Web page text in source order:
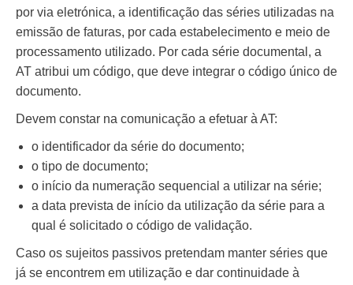
por via eletrónica, a identificação das séries utilizadas na
emissão de faturas, por cada estabelecimento e meio de
processamento utilizado. Por cada série documental, a
AT atribui um código, que deve integrar o código único de
documento.
Devem constar na comunicação a efetuar à AT:
o identificador da série do documento;
o tipo de documento;
o início da numeração sequencial a utilizar na série;
a data prevista de início da utilização da série para a
qual é solicitado o código de validação.
Caso os sujeitos passivos pretendam manter séries que
já se encontrem em utilização e dar continuidade à